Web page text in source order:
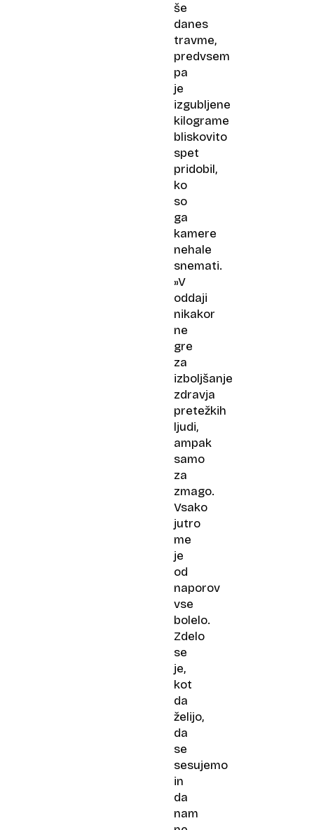
še
danes
travme,
predvsem
pa
je
izgubljene
kilograme
bliskovito
spet
pridobil,
ko
so
ga
kamere
nehale
snemati.
»V
oddaji
nikakor
ne
gre
za
izboljšanje
zdravja
pretežkih
ljudi,
ampak
samo
za
zmago.
Vsako
jutro
me
je
od
naporov
vse
bolelo.
Zdelo
se
je,
kot
da
želijo,
da
se
sesujemo
in
da
nam